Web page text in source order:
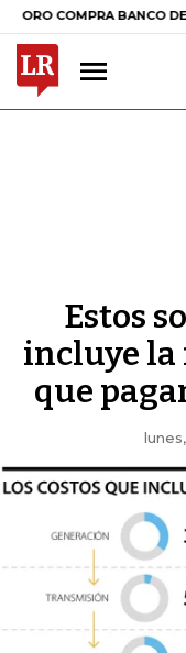
BANCO DE LA
Estos
incluye la
que